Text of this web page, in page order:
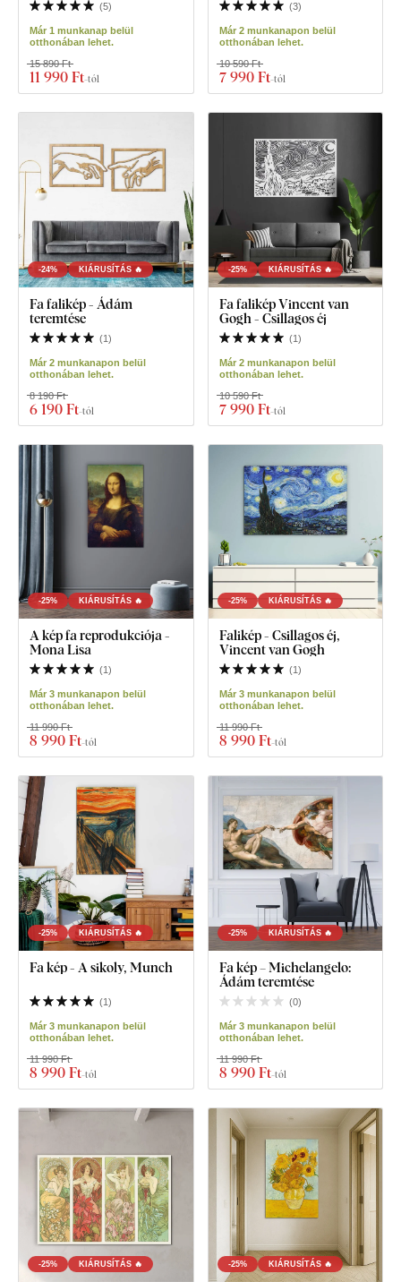
(5)
Már 1 munkanap belül
otthonában lehet.
11 990 Ft-tól
15 890 Ft
(3)
Már 2 munkanapon belül
otthonában lehet.
7 990 Ft-tól
10 590 Ft
-24% KIÁRUSÍTÁS 🔥
Fa falikép - Ádám
teremtése
(1)
Már 2 munkanapon belül
otthonában lehet.
6 190 Ft-tól
8 190 Ft
-25% KIÁRUSÍTÁS 🔥
Fa falikép Vincent van
Gogh - Csillagos éj
(1)
Már 2 munkanapon belül
otthonában lehet.
7 990 Ft-tól
10 590 Ft
-25% KIÁRUSÍTÁS 🔥
A kép fa reprodukciója -
Mona Lisa
(1)
Már 3 munkanapon belül
otthonában lehet.
8 990 Ft-tól
11 990 Ft
-25% KIÁRUSÍTÁS 🔥
Falikép - Csillagos éj,
Vincent van Gogh
(1)
Már 3 munkanapon belül
otthonában lehet.
8 990 Ft-tól
11 990 Ft
-25% KIÁRUSÍTÁS 🔥
Fa kép - A sikoly, Munch
(1)
Már 3 munkanapon belül
otthonában lehet.
8 990 Ft-tól
11 990 Ft
-25% KIÁRUSÍTÁS 🔥
Fa kép – Michelangelo:
Ádám teremtése
(0)
Már 3 munkanapon belül
otthonában lehet.
8 990 Ft-tól
11 990 Ft
-25% KIÁRUSÍTÁS 🔥 -25% KIÁRUSÍTÁS 🔥